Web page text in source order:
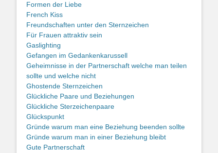
Formen der Liebe
French Kiss
Freundschaften unter den Sternzeichen
Für Frauen attraktiv sein
Gaslighting
Gefangen im Gedankenkarussell
Geheimnisse in der Partnerschaft welche man teilen
sollte und welche nicht
Ghostende Sternzeichen
Glückliche Paare und Beziehungen
Glückliche Sterzeichenpaare
Glückspunkt
Gründe warum man eine Beziehung beenden sollte
Gründe warum man in einer Beziehung bleibt
Gute Partnerschaft